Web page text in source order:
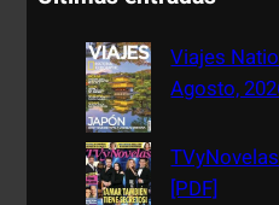
Viajes
Agosto,
[PDF]